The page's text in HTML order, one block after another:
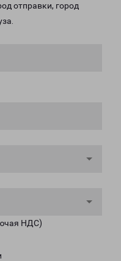
отправки, город
НДС)